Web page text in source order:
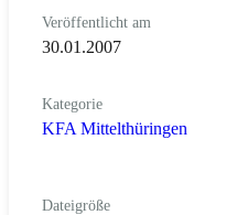
Veröffentlicht am
30.01.2007
Kategorie
KFA Mittelthüringen
Dateigröße